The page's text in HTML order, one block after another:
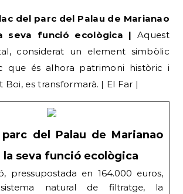
del parc del Palau de Marianao
seva funció ecològica |Aquest
considerat un element simbòlic
que és alhora patrimoni històric i
Boi, es transformarà. | El Far |
del Palau de Marianao
la seva funció ecològica
pressupostada en 164.000 euros,
natural de filtratge, la